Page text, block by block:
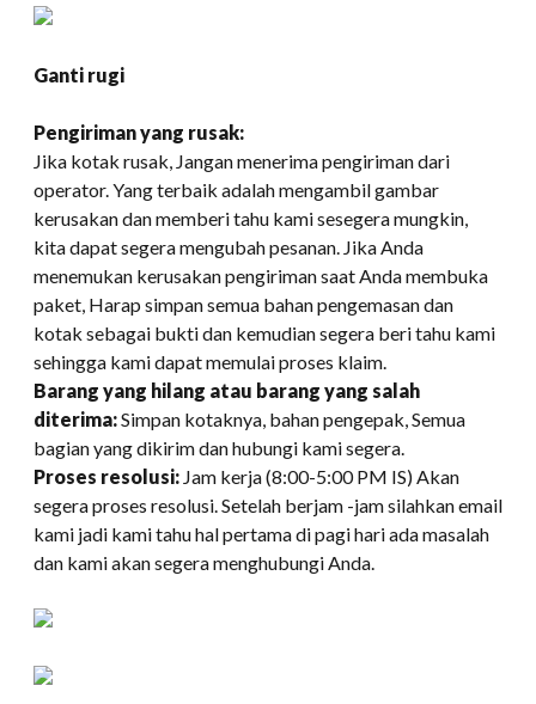
Ganti rugi
Pengiriman yang rusak:
Jika kotak rusak, Jangan menerima pengiriman dari
operator. Yang terbaik adalah mengambil gambar
kerusakan dan memberi tahu kami sesegera mungkin,
kita dapat segera mengubah pesanan. Jika Anda
menemukan kerusakan pengiriman saat Anda membuka
paket, Harap simpan semua bahan pengemasan dan
kotak sebagai bukti dan kemudian segera beri tahu kami
sehingga kami dapat memulai proses klaim.
Barang yang hilang atau barang yang salah
diterima:Simpan kotaknya, bahan pengepak, Semua
bagian yang dikirim dan hubungi kami segera.
Proses resolusi: Jam kerja (8:00-5:00 PM IS) Akan
segera proses resolusi. Setelah berjam -jam silahkan email
kami jadi kami tahu hal pertama di pagi hari ada masalah
dan kami akan segera menghubungi Anda.